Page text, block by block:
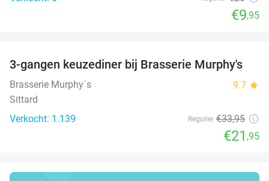
€9,95
35%
3-gangen keuzediner bij Brasserie Murphy's
Brasserie Murphy´s 9.7 star
Sittard
Verkocht: 1.139
Regulier €33,95
€21 ,95